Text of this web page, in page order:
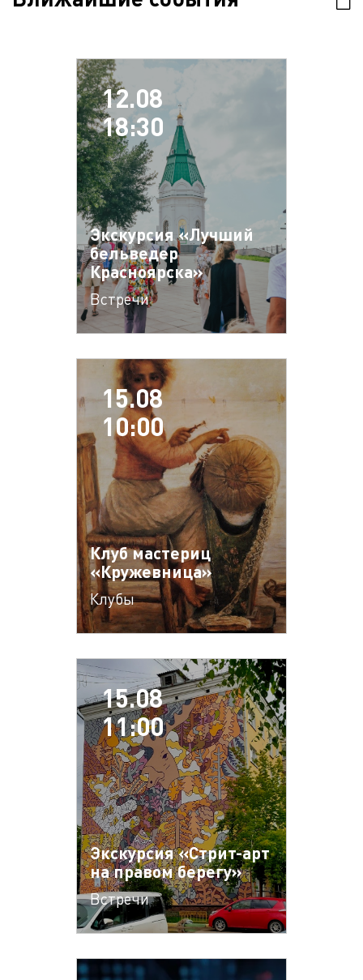
12.08
18:30
Экскурсия «Лучший
бельведер
Красноярска»
Встречи
15.08
10:00
Клуб мастериц
«Кружевница»
Клубы
15.08
11:00
Экскурсия «Стрит-арт
на правом берегу»
Встречи